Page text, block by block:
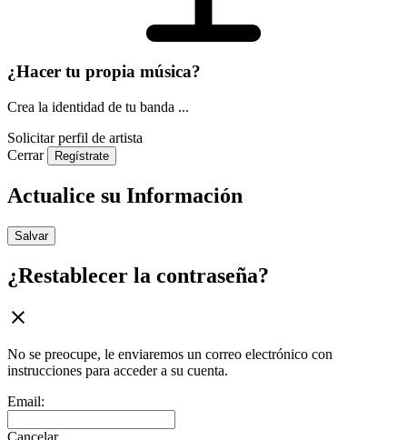
¿Hacer tu propia música?
Crea la identidad de tu banda ...
Solicitar perfil de artista
Cerrar
Regístrate
Actualice su Información
Salvar
¿Restablecer la contraseña?
No se preocupe, le enviaremos un correo electrónico con
instrucciones para acceder a su cuenta.
Email:
Cancelar